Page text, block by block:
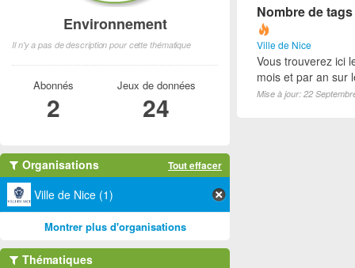
Nombre de
Ville de Nice
Vous trouverez ici
mois et par an sur
Mise à jour: 22
Environnement
Il n'y a pas de description pour cette thématique
Abonnés
2
Jeux de données
24
Organisations Tout effacer
Ville de Nice (1)
Montrer plus d'organisations
Thématiques